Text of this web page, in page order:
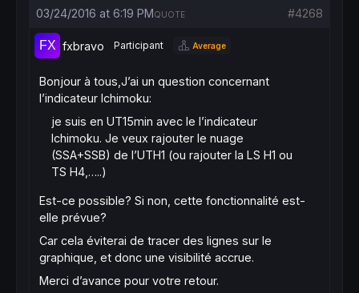
03/24/2016 at 6:19 PM #4268
QUOTE
fxbravo Participant Average
Bonjour à tous,J’ai un question concernant
l’indicateur Ichimoku:
je suis en UT15min avec le l’indicateur
Ichimoku. Je veux rajouter le nuage
(SSA+SSB) de l’UTH1 (ou rajouter la LS H1 ou
TS H4,…..)
Est-ce possible? Si non, cette fonctionnalité est-
elle prévue?
Car cela éviterai de tracer des lignes sur le
graphique, et donc une visibilité accrue.
Merci d’avance pour votre retour.